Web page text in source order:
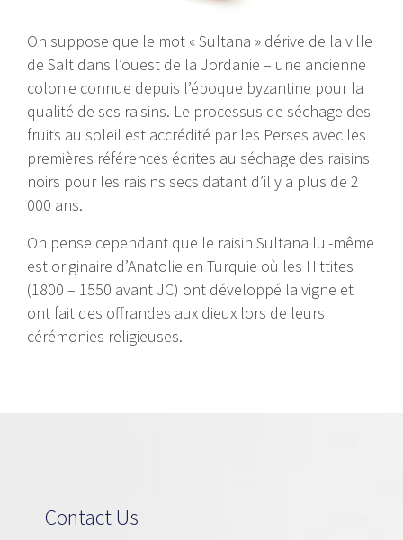
On suppose que le mot « Sultana » dérive de la ville
de Salt dans l’ouest de la Jordanie – une ancienne
colonie connue depuis l’époque byzantine pour la
qualité de ses raisins. Le processus de séchage des
fruits au soleil est accrédité par les Perses avec les
premières références écrites au séchage des raisins
noirs pour les raisins secs datant d’il y a plus de 2
000 ans.
On pense cependant que le raisin Sultana lui-même
est originaire d’Anatolie en Turquie où les Hittites
(1800 – 1550 avant JC) ont développé la vigne et
ont fait des offrandes aux dieux lors de leurs
cérémonies religieuses.
Contact Us